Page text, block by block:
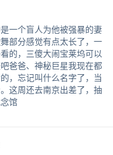
一个盲人为他被强暴的妻
部分感觉有点太长了，一
的，三傻大闹宝莱坞可以
爸爸、神秘巨星我现在都
，忘记叫什么名字了，当
这周还去南京出差了，抽
馆